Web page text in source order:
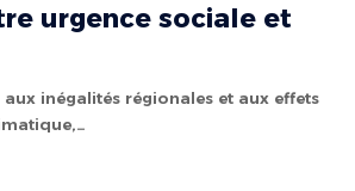
urgence sociale et
inégalités régionales et aux effets